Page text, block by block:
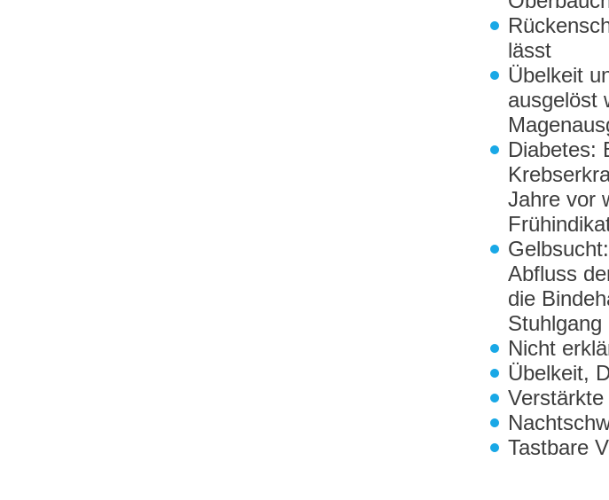
lässt
Übelkeit
ausgelöst
Diabetes:
Jahre vor
Abfluss
die
Stuhlgang
Nicht
Übelkeit,
Tastbare